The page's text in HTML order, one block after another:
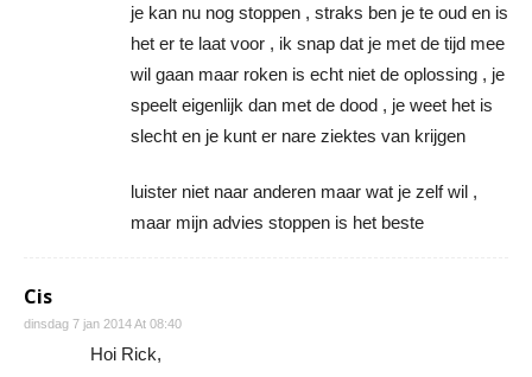
je kan nu nog stoppen , straks ben je te oud en is
het er te laat voor , ik snap dat je met de tijd mee
wil gaan maar roken is echt niet de oplossing , je
speelt eigenlijk dan met de dood , je weet het is
slecht en je kunt er nare ziektes van krijgen
luister niet naar anderen maar wat je zelf wil ,
maar mijn advies stoppen is het beste
Cis
dinsdag 7 jan 2014 At 08:40
Hoi Rick,